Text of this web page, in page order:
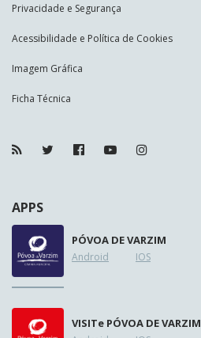
Privacidade e Segurança
Acessibilidade e Política de Cookies
Imagem Gráfica
Ficha Técnica
APPS
PÓVOA DE VARZIM
Android IOS
VISITe PÓVOA DE VARZIM